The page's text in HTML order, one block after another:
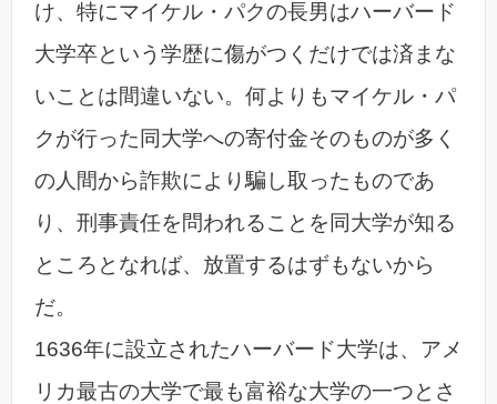
け、特にマイケル・パクの長男はハーバード
大学卒という学歴に傷がつくだけでは済まな
いことは間違いない。何よりもマイケル・パ
クが行った同大学への寄付金そのものが多く
の人間から詐欺により騙し取ったものであ
り、刑事責任を問われることを同大学が知る
ところとなれば、放置するはずもないから
だ。
1636年に設立されたハーバード大学は、アメ
リカ最古の大学で最も富裕な大学の一つとさ